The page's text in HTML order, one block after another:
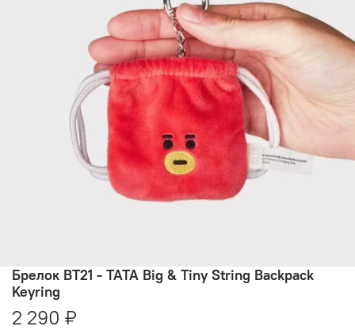
Брелок BT21 - TATA Big & Tiny String Backpack
Keyring
2 290 ₽